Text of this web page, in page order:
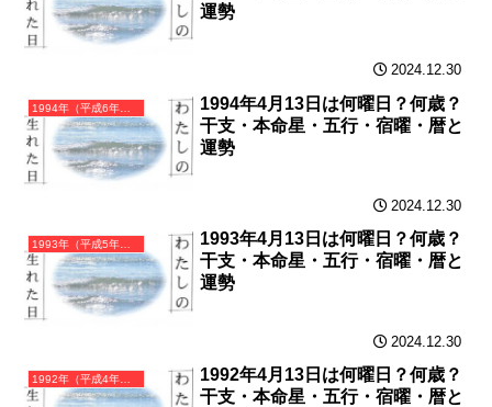
運勢
2024.12.30
1994年（平成6年）甲戌（きのえいぬ）・戌年（いぬ年）カレンダー（月曜はじまり）
1994年4月13日は何曜日？何歳？
干支・本命星・五行・宿曜・暦と
運勢
2024.12.30
1993年（平成5年）癸酉（みずのととり）・酉年（とり年）カレンダー（月曜はじまり）
1993年4月13日は何曜日？何歳？
干支・本命星・五行・宿曜・暦と
運勢
2024.12.30
1992年（平成4年）壬申（みずのえさる）・申年（さる年）カレンダー（月曜はじまり）
1992年4月13日は何曜日？何歳？
干支・本命星・五行・宿曜・暦と